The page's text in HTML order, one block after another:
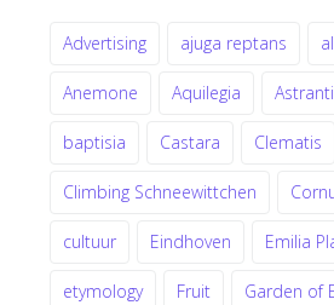
Advertising ajuga reptans
Anemone Aquilegia
baptisia Castara Clematis
Climbing Schneewittchen
cultuur Eindhoven Emilia
etymology Fruit Garden of